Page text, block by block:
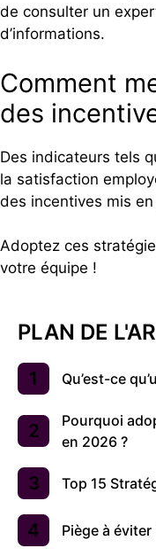
de consulter un
d’informations.
Comment
des
Des indicateurs tels
la satisfaction
des incentives mis
Adoptez ces
votre équipe !
PLAN DE
Qu’est-ce
Pourquoi
en 2026 ?
Top 15
Piège à